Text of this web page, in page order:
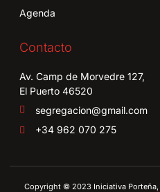
Agenda
Contacto
Av. Camp de Morvedre 127,
El Puerto 46520
segregacion@gmail.com
+34 962 070 275
Copyright © 2023 Iniciativa